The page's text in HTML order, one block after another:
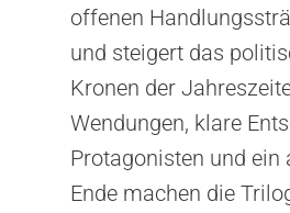
offenen
und steigert das
Kronen der
Wendungen, klare
Protagonisten und ein
Ende machen die